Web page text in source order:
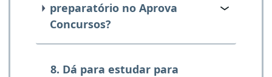
preparatório no Aprova
Concursos?
8. Dá para estudar para